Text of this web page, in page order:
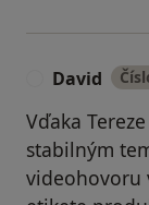
David
Vďaka
stabilným
videohovoru